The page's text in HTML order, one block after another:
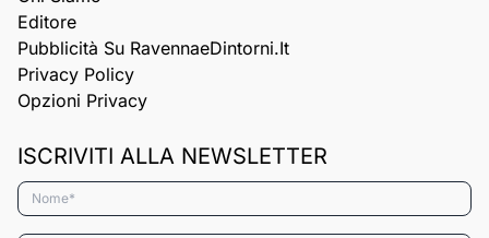
Editore
Pubblicità Su RavennaeDintorni.it
Privacy Policy
Opzioni Privacy
ISCRIVITI ALLA NEWSLETTER
Nome*